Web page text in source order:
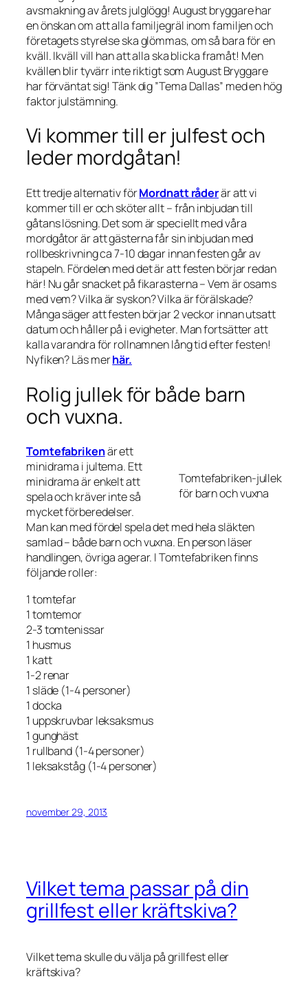
avsmakning av årets julglögg! August bryggare har
en önskan om att alla familjegräl inom familjen och
företagets styrelse ska glömmas, om så bara för en
kväll. Ikväll vill han att alla ska blicka framåt! Men
kvällen blir tyvärr inte riktigt som August Bryggare
har förväntat sig! Tänk dig ”Tema Dallas” med en hög
faktor julstämning.
Vi kommer till er julfest och
leder mordgåtan!
Ett tredje alternativ förMordnatt råderär att vi
kommer till er och sköter allt – från inbjudan till
gåtans lösning. Det som är speciellt med våra
mordgåtor är att gästerna får sin inbjudan med
rollbeskrivning ca 7-10 dagar innan festen går av
stapeln. Fördelen med det är att festen börjar redan
här! Nu går snacket på fikarasterna – Vem är osams
med vem? Vilka är syskon? Vilka är förälskade?
Många säger att festen börjar 2 veckor innan utsatt
datum och håller på i evigheter. Man fortsätter att
kalla varandra för rollnamnen lång tid efter festen!
Nyfiken? Läs merhär.
Rolig jullek för både barn
och vuxna.
Tomtefabriken-jullek
för barn och vuxna
Tomtefabrikenär ett
minidrama i jultema. Ett
minidrama är enkelt att
spela och kräver inte så
mycket förberedelser.
Man kan med fördel spela det med hela släkten
samlad – både barn och vuxna. En person läser
handlingen, övriga agerar. I Tomtefabriken finns
följande roller:
1 tomtefar
1 tomtemor
2-3 tomtenissar
1 husmus
1 katt
1-2 renar
1 släde (1-4 personer)
1 docka
1 uppskruvbar leksaksmus
1 gunghäst
1 rullband (1-4 personer)
1 leksakståg (1-4 personer)
november 29, 2013
Vilket tema passar på din
grillfest eller kräftskiva?
Vilket tema skulle du välja på grillfest eller
kräftskiva?